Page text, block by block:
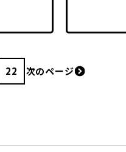
22 次のページ